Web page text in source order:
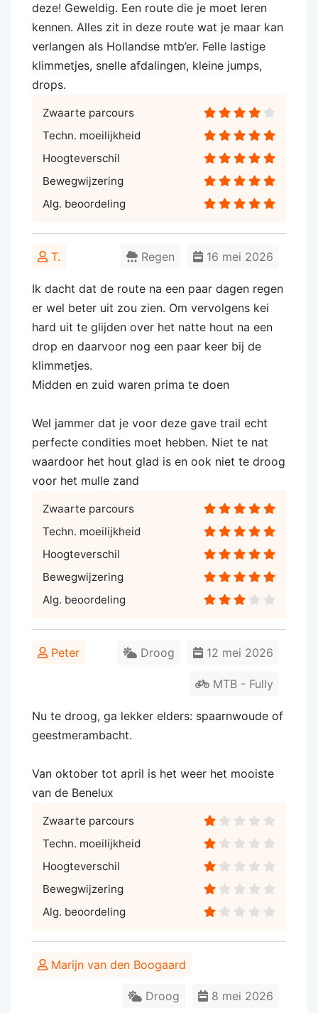
deze! Geweldig. Een route die je moet leren
kennen. Alles zit in deze route wat je maar kan
verlangen als Hollandse mtb’er. Felle lastige
klimmetjes, snelle afdalingen, kleine jumps,
drops.
Zwaarte parcours
Techn. moeilijkheid
Hoogteverschil
Bewegwijzering
Alg. beoordeling
T. 16 mei 2026
Regen
Ik dacht dat de route na een paar dagen regen
er wel beter uit zou zien. Om vervolgens kei
hard uit te glijden over het natte hout na een
drop en daarvoor nog een paar keer bij de
klimmetjes.
Midden en zuid waren prima te doen
Wel jammer dat je voor deze gave trail echt
perfecte condities moet hebben. Niet te nat
waardoor het hout glad is en ook niet te droog
voor het mulle zand
Zwaarte parcours
Techn. moeilijkheid
Hoogteverschil
Bewegwijzering
Alg. beoordeling
Peter 12 mei 2026
Droog
MTB - Fully
Nu te droog, ga lekker elders: spaarnwoude of
geestmerambacht.
Van oktober tot april is het weer het mooiste
van de Benelux
Zwaarte parcours
Techn. moeilijkheid
Hoogteverschil
Bewegwijzering
Alg. beoordeling
Marijn van den Boogaard
8 mei 2026
Droog